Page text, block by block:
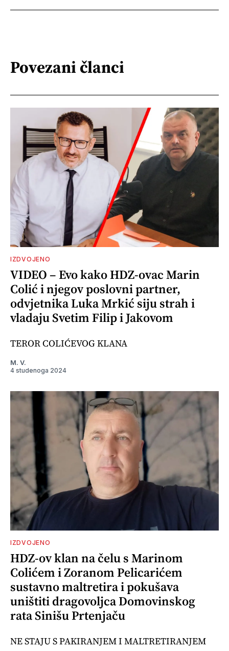
Povezani članci
IZDVOJENO
VIDEO – Evo kako HDZ-ovac Marin
Colić i njegov poslovni partner,
odvjetnika Luka Mrkić siju strah i
vladaju Svetim Filip i Jakovom
TEROR COLIĆEVOG KLANA
M. V.
4 studenoga 2024
IZDVOJENO
HDZ-ov klan na čelu s Marinom
Colićem i Zoranom Pelicarićem
sustavno maltretira i pokušava
uništiti dragovoljca Domovinskog
rata Sinišu Prtenjaču
NE STAJU S PAKIRANJEM I MALTRETIRANJEM